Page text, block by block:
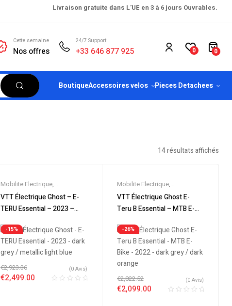
Livraison gratuite dans L’UE en 3 à 6 jours Ouvrables.
Cette semaine
Nos offres
24/7 Support
+33 646 877 925 0 0
BoutiqueAccessoires velos Pieces Detachees
14 résultats affichés
Mobilite Electrique,
Nouveautes,Promos &
Soldes,Semi-Rigides,Vélo
Electriques,VTT Électriques
VTT Électrique Ghost – E-
TERU Essential – 2023 –
-15%
€2,923.36
€2,499.00
(0 Avis)
Mobilite Electrique,
Nouveautes,Promos &
Soldes ,Semi-Rigides,Vélo
Electriques,VTT Électriques
VTT Électrique Ghost E-
Teru B Essential – MTB E-
dark orange
-26%
€2,822.52
€2,099.00
(0 Avis)